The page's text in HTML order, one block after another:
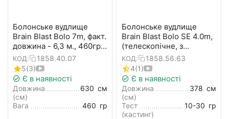
Болонське вудлище
Brain Blast Bolo 7m, факт.
довжина - 6,3 м., 460гр.
(телескопічне, з
кільцями) + чохол та
захист на кільця
КОД:
1858.40.07
5(3)
Є в наявності
Довжина
(см)
630 см
Вага
460 гр
Болонське вудлище
Brain Blast Bolo SE 4.0m,
(телескопічне, з
кільцями) + чохол та
захист на кільця
КОД:
1858.56.63
4(1)
Є в наявності
Довжина
(см)
378 см
Тест
(кастинг)
10-30 гр